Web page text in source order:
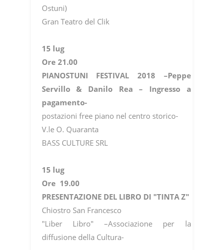
Ostuni)
Gran Teatro del Clik
15 lug
Ore 21.00
PIANOSTUNI FESTIVAL 2018 –Peppe
Servillo & Danilo Rea – Ingresso a
pagamento-
postazioni free piano nel centro storico-
V.le O. Quaranta
BASS CULTURE SRL
15 lug
Ore 19.00
PRESENTAZIONE DEL LIBRO DI "TINTA Z"
Chiostro San Francesco
"Liber Libro" –Associazione per la
diffusione della Cultura-